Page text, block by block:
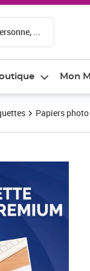
...
Mon
Papiers photo